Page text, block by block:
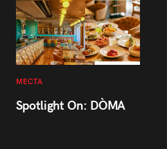
МЕСТА
Spotlight On: DÒMA